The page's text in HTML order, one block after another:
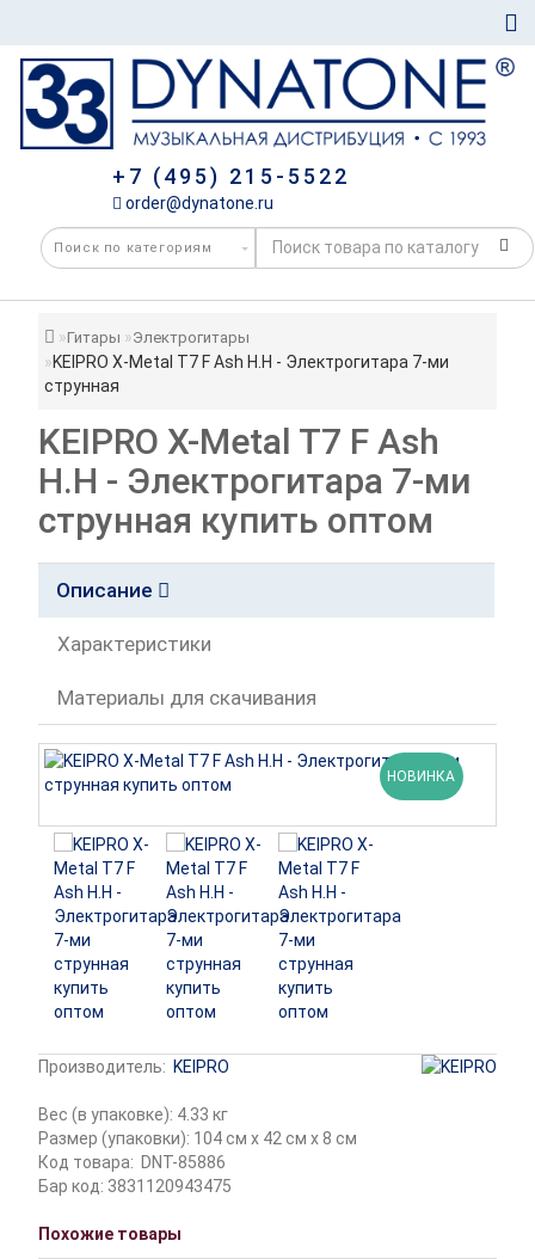
+7 (495) 215-5522
order@dynatone.ru
Гитары Электрогитары
KEIPRO X-Metal T7 F Ash H.H - Электрогитара 7-ми
струнная
KEIPRO X-Metal T7 F Ash
H.H - Электрогитара 7-ми
струнная купить оптом
Описание
Характеристики
Материалы для скачивания
НОВИНКА
Производитель: KEIPRO
Вес (в упаковке): 4.33 кг
Размер (упаковки): 104 см x 42 см x 8 см
Код товара: DNT-85886
Бар код: 3831120943475
Похожие товары